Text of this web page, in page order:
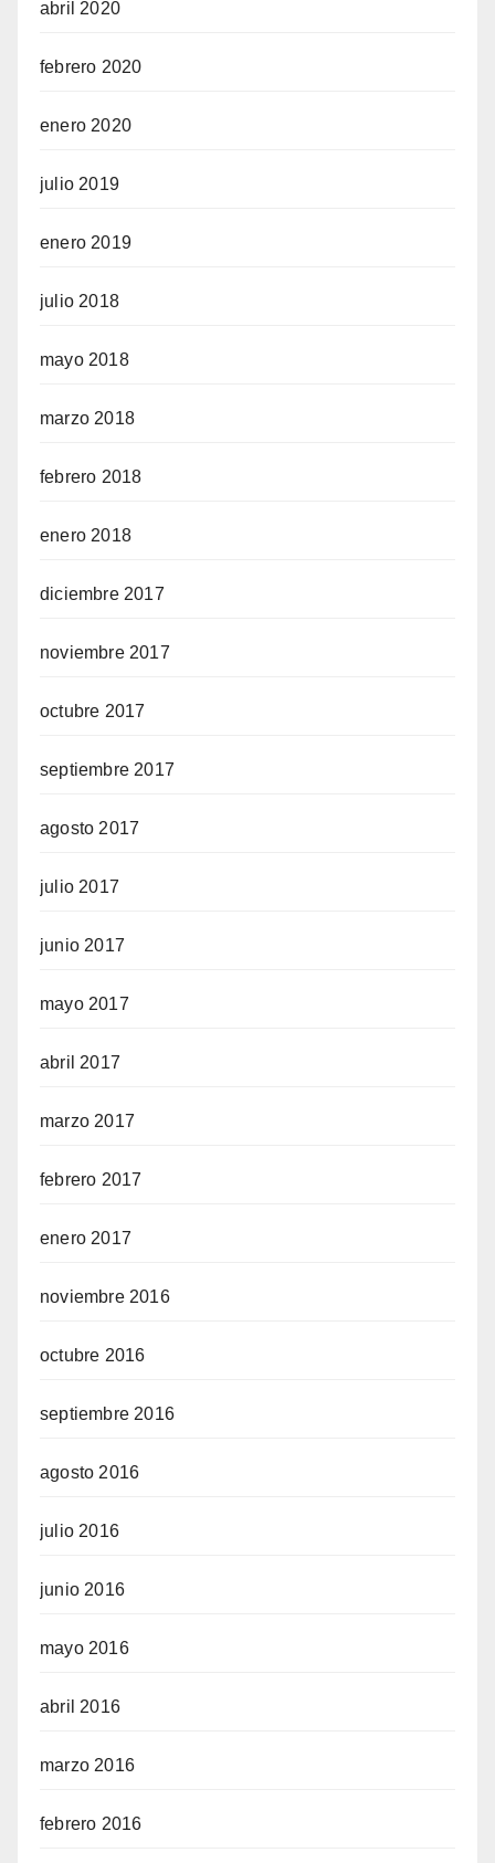
abril 2020
febrero 2020
enero 2020
julio 2019
enero 2019
julio 2018
mayo 2018
marzo 2018
febrero 2018
enero 2018
diciembre 2017
noviembre 2017
octubre 2017
septiembre 2017
agosto 2017
julio 2017
junio 2017
mayo 2017
abril 2017
marzo 2017
febrero 2017
enero 2017
noviembre 2016
octubre 2016
septiembre 2016
agosto 2016
julio 2016
junio 2016
mayo 2016
abril 2016
marzo 2016
febrero 2016